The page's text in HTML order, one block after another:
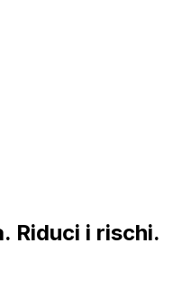
Riduci i rischi.